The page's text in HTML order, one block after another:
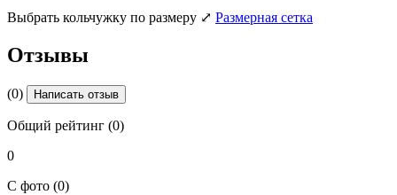
Выбрать кольчужку по размеру ⤢ Размерная сетка
Отзывы
(0) Написать отзыв
Общий рейтинг (0)
0
С фото (0)